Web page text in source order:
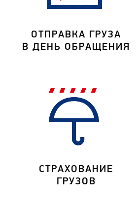
ОТПРАВКА ГРУЗА
В ДЕНЬ ОБРАЩЕНИЯ
СТРАХОВАНИЕ
ГРУЗОВ